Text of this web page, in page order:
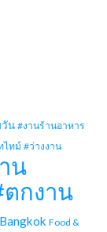
วัน #งานร้านอาหาร
ไทม์ #ว่างงาน
น
ตกงาน
Food &